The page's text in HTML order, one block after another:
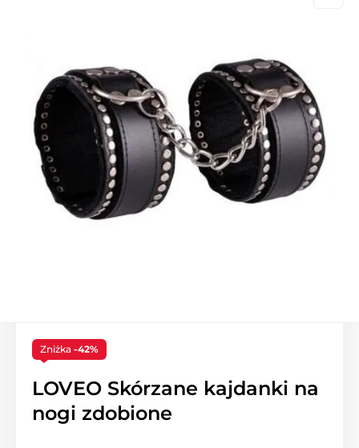
Zniżka -42%
LOVEO Skórzane kajdanki na
nogi zdobione